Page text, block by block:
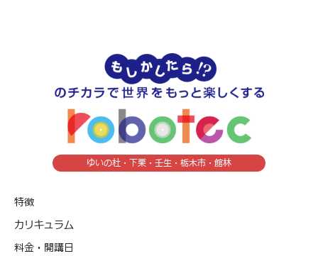
ゆいの杜・下栗・壬生・栃木市・館林
特徴
カリキュラム
料金・開講日